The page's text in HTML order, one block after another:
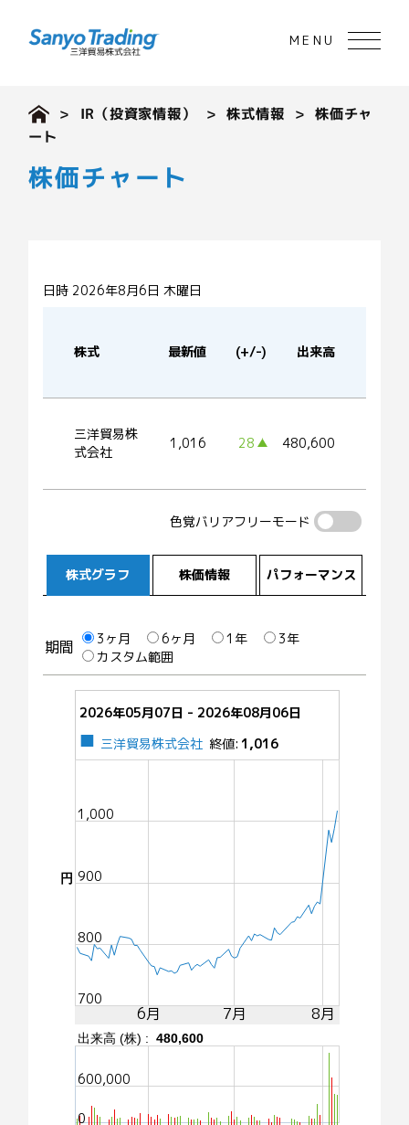
> IR（投資家情報） >株式情報 > 株価チャ
ート
株価チャート